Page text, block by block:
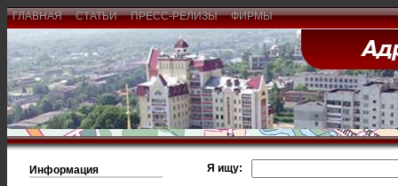
ГЛАВНАЯ СТАТЬИ ПРЕСС-РЕЛИЗЫ ФИРМЫ
Информация
Я ищу: